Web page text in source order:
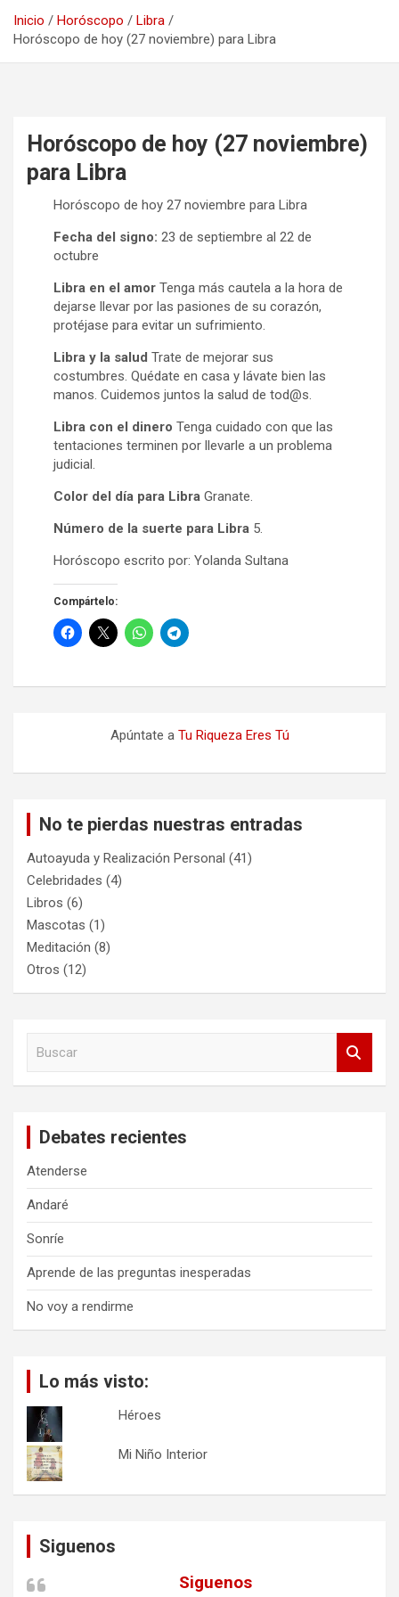
Inicio Horóscopo
Libra
Horóscopo de hoy (27 noviembre) para Libra
Horóscopo de hoy (27 noviembre)
para Libra
Horóscopo de hoy 27 noviembre para Libra
Fecha del signo: 23 de septiembre al 22 de
octubre
Libra en el amor Tenga más cautela a la hora de
dejarse llevar por las pasiones de su corazón,
protéjase para evitar un sufrimiento.
Libra y la salud Trate de mejorar sus
costumbres. Quédate en casa y lávate bien las
manos. Cuidemos juntos la salud de tod@s.
Libra con el dinero Tenga cuidado con que las
tentaciones terminen por llevarle a un problema
judicial.
Color del día para Libra Granate.
Número de la suerte para Libra 5.
Horóscopo escrito por: Yolanda Sultana
Compártelo:
Apúntate a Tu Riqueza Eres Tú
No te pierdas nuestras entradas
Autoayuda y Realización Personal (41)
Celebridades (4)
Libros (6)
Mascotas (1)
Meditación (8)
Otros (12)
Debates recientes
Atenderse
Andaré
Sonríe
Aprende de las preguntas inesperadas
No voy a rendirme
Lo más visto:
Héroes
Mi Niño Interior
Siguenos
Siguenos